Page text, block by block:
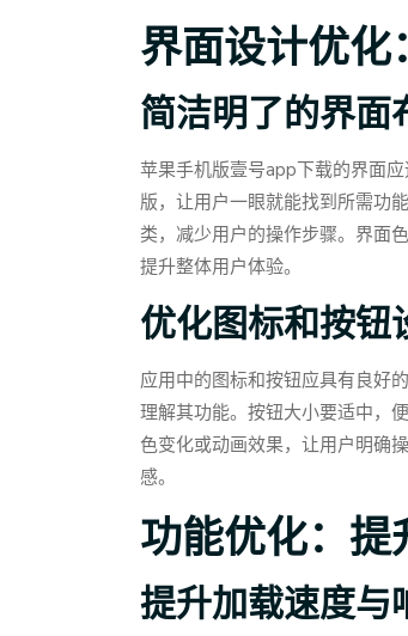
界面设计优化
简洁明了的界面
苹果手机版壹号app下载的界面
版，让用户一眼就能找到所需功
类，减少用户的操作步骤。界面
提升整体用户体验。
优化图标和按钮
应用中的图标和按钮应具有良好
理解其功能。按钮大小要适中，
色变化或动画效果，让用户明确
感。
功能优化：提
提升加载速度与